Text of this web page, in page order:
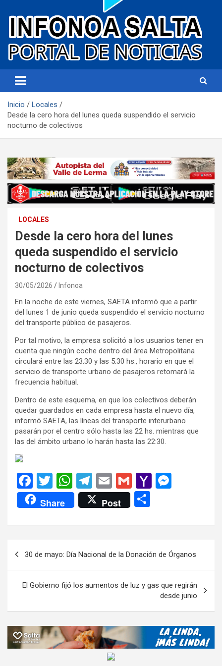
Infonoa Salta
Inicio
Locales
Desde la cero hora del lunes queda suspendido el servicio
nocturno de colectivos
LOCALES
Desde la cero hora del lunes
queda suspendido el servicio
nocturno de colectivos
30/05/2026 Infonoa
En la noche de este viernes, SAETA informó que a partir
del lunes 1 de junio queda suspendido el servicio nocturno
del transporte público de pasajeros.
Por tal motivo, la empresa solicitó a los usuarios tener en
cuenta que ningún coche dentro del área Metropolitana
circulará entre las 23.30 y las 5.30 hs., horario en que el
servicio de transporte urbano de pasajeros retomará la
frecuencia habitual.
Dentro de este esquema, en que los colectivos deberán
quedar guardados en cada empresa hasta el nuevo día,
informó SAETA, las líneas del transporte interurbano
pasarán por el centro sólo hasta las 22 hs. mientras que
las del ámbito urbano lo harán hasta las 22:30.
F
a
ce
b
o
k
T
wi
tt
er
W
h
at
s
p
p
T
el
e
gr
m
E
m
ail
G
m
ail
Y
o
M
ail
n
er
Share Post
m
p
ar
entradas
30 de mayo: Día Nacional de la Donación de Órganos
El Gobierno fijó los aumentos de luz y gas que regirán
desde junio